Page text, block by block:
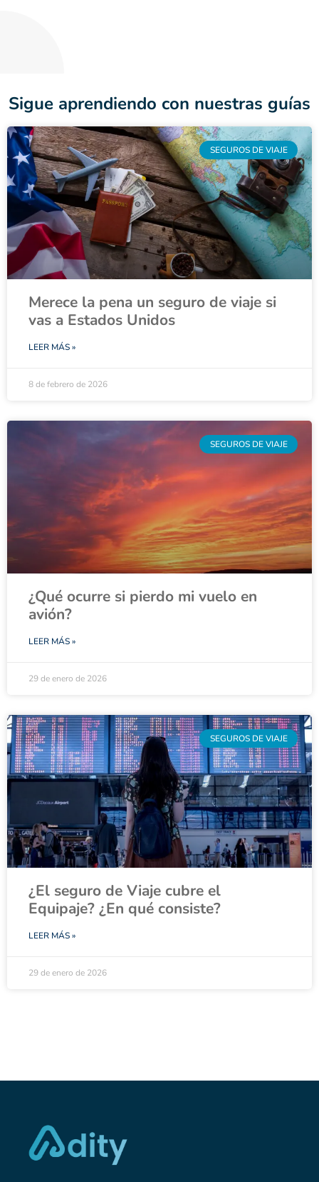
Sigue aprendiendo con nuestras guías
SEGUROS DE VIAJE
Merece la pena un seguro de viaje si
vas a Estados Unidos
LEER MÁS »
8 de febrero de 2026
SEGUROS DE VIAJE
¿Qué ocurre si pierdo mi vuelo en
avión?
LEER MÁS »
29 de enero de 2026
SEGUROS DE VIAJE
¿El seguro de Viaje cubre el
Equipaje? ¿En qué consiste?
LEER MÁS »
29 de enero de 2026